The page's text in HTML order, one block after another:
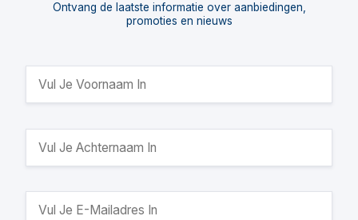
Ontvang de laatste informatie over aanbiedingen,
promoties en nieuws